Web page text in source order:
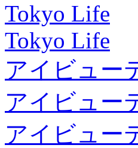
Tokyo Life
Tokyo Life
アイビュー
アイビュー
アイビュー